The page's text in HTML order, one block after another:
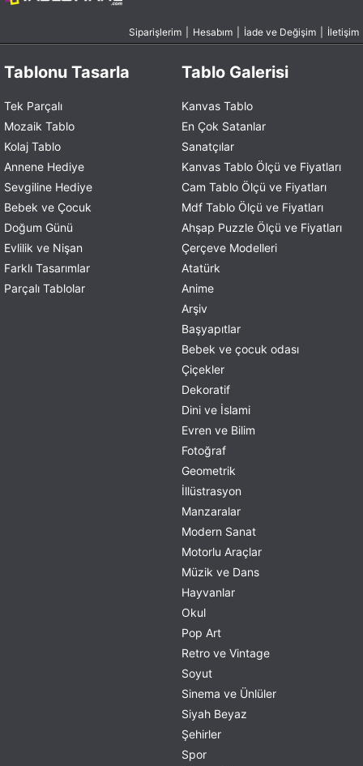
Siparişlerim Hesabım İade ve Değişim İletişim
Tablonu Tasarla
Tek Parçalı
Mozaik Tablo
Kolaj Tablo
Annene Hediye
Sevgiline Hediye
Bebek ve Çocuk
Doğum Günü
Evlilik ve Nişan
Farklı Tasarımlar
Parçalı Tablolar
Tablo Galerisi
Kanvas Tablo
En Çok Satanlar
Sanatçılar
Kanvas Tablo Ölçü ve Fiyatları
Cam Tablo Ölçü ve Fiyatları
Mdf Tablo Ölçü ve Fiyatları
Ahşap Puzzle Ölçü ve Fiyatları
Çerçeve Modelleri
Atatürk
Anime
Arşiv
Başyapıtlar
Bebek ve çocuk odası
Çiçekler
Dekoratif
Dini ve İslami
Evren ve Bilim
Fotoğraf
Geometrik
İllüstrasyon
Manzaralar
Modern Sanat
Motorlu Araçlar
Müzik ve Dans
Hayvanlar
Okul
Pop Art
Retro ve Vintage
Soyut
Sinema ve Ünlüler
Siyah Beyaz
Şehirler
Spor